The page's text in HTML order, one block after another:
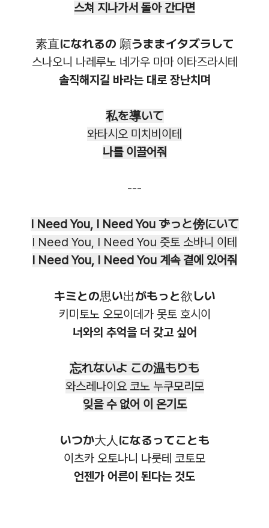
스쳐 지나가서 돌아 간다면
素直になれるの 願うままイタズラして
스나오니 나레루노 네가우 마마 이타즈라시테
솔직해지길 바라는 대로 장난치며
私を導いて
와타시오 미치비이테
나를 이끌어줘
---
I Need You, I Need You ずっと傍にいて
I Need You, I Need You 즛토 소바니 이테
I Need You, I Need You 계속 곁에 있어줘
キミとの思い出がもっと欲しい
키미토노 오모이데가 못토 호시이
너와의 추억을 더 갖고 싶어
忘れないよ この温もりも
와스레나이요 코노 누쿠모리모
잊을 수 없어 이 온기도
いつか大人になるってことも
이츠카 오토나니 나룻테 코토모
언젠가 어른이 된다는 것도